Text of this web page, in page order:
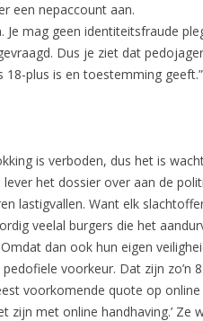
een nepaccount aan.
Je mag geen identiteitsfraude
Dus je ziet dat
18-plus is en toestemming geeft.”
is verboden, dus het is
het dossier over aan de
lastigvallen. Want elk
veelal burgers die het
dan ook hun eigen
voorkeur. Dat zijn zo’n
voorkomende quote op
zijn met online handhaving.’